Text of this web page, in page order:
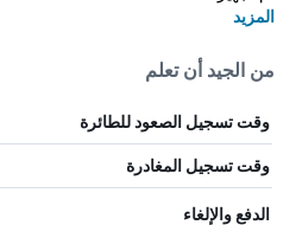
المزيد
من الجيد أن تعلم
وقت تسجيل الصعود للطائرة
وقت تسجيل المغادرة
الدفع والإلغاء